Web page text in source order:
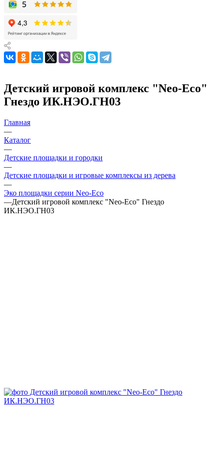
Детский игровой комплекс "Neo-Eco"
Гнездо ИК.НЭО.ГН03
Главная
—
Каталог
—
Детские площадки и городки
—
Детские площадки и игровые комплексы из дерева
—
Эко площадки серии Neo-Eco
—Детский игровой комплекс "Neo-Eco" Гнездо
ИК.НЭО.ГН03